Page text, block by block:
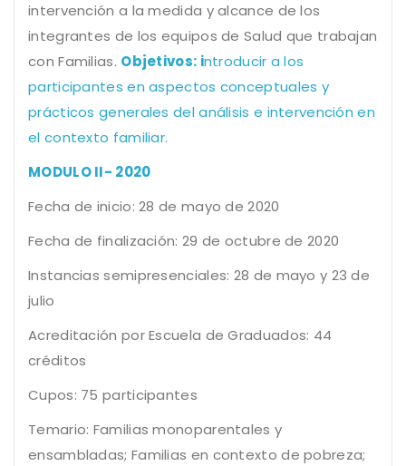
intervención a la medida y alcance de los
integrantes de los equipos de Salud que trabajan
con Familias. Objetivos: introducir a los
participantes en aspectos conceptuales y
prácticos generales del análisis e intervención en
el contexto familiar.
MODULO II- 2020
Fecha de inicio: 28 de mayo de 2020
Fecha de finalización: 29 de octubre de 2020
Instancias semipresenciales: 28 de mayo y 23 de
julio
Acreditación por Escuela de Graduados: 44
créditos
Cupos: 75 participantes
Temario: Familias monoparentales y
ensambladas; Familias en contexto de pobreza;